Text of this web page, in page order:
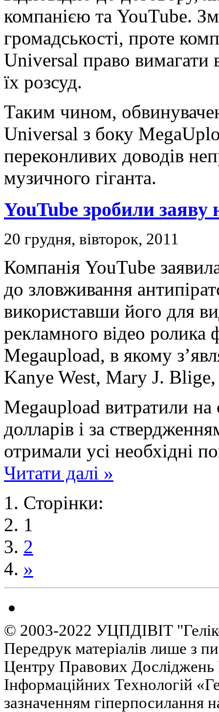
компанією та YouTube.
громадськості, проте
Universal право вимагати
їх розсуд.
Таким чином,
Universal з боку
переконливих доводів
музичного гіганта.
YouTube зробили
20 грудня, вівторок, 2011
Компанія YouTube
до зловживання
використавши його для
рекламного відео ролика
Megaupload, в якому
Kanye West, Mary J. Blige,
Megaupload витратили на
долларів і за
отримали усі необхідні
Читати далі »
Сторінки:
1
2
»
© 2003-2022 УЦПДІВІТ
Передрук матеріалів лише з
Центру Правових Досліджень
Інформаційних Технологій
зазначенням гіперпосилання